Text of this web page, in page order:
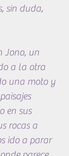
sin duda,
Jono, un
a la otra
una moto y
en sus
rocas a
ido a parar